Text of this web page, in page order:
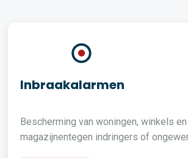
Inbraakalarmen
Bescherming van woningen, winkels en
magazijnentegen indringers of